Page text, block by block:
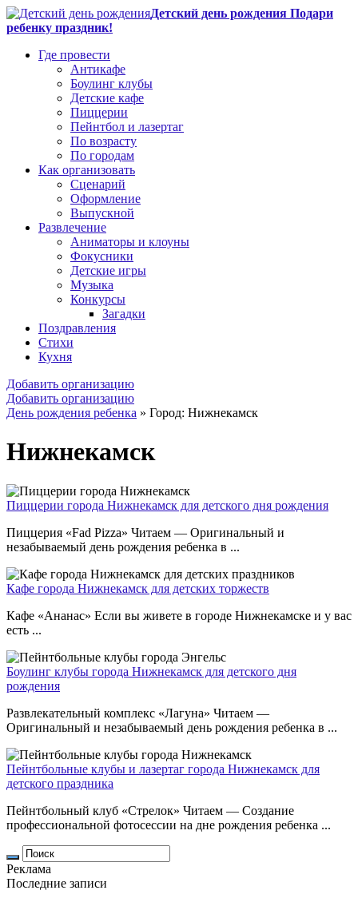
Детский день рождения Подари
ребенку праздник!
Где провести
Антикафе
Боулинг клубы
Детские кафе
Пиццерии
Пейнтбол и лазертаг
По возрасту
По городам
Как организовать
Сценарий
Оформление
Выпускной
Развлечение
Аниматоры и клоуны
Фокусники
Детские игры
Музыка
Конкурсы
Загадки
Поздравления
Стихи
Кухня
Добавить организацию
Добавить организацию
День рождения ребенка » Город: Нижнекамск
Нижнекамск
Пиццерии города Нижнекамск для детского дня рождения
Пиццерия «Fad Pizza» Читаем — Оригинальный и
незабываемый день рождения ребенка в ...
Кафе города Нижнекамск для детских торжеств
Кафе «Ананас» Если вы живете в городе Нижнекамске и у вас
есть ...
Боулинг клубы города Нижнекамск для детского дня
рождения
Развлекательный комплекс «Лагуна» Читаем —
Оригинальный и незабываемый день рождения ребенка в ...
Пейнтбольные клубы и лазертаг города Нижнекамск для
детского праздника
Пейнтбольный клуб «Стрелок» Читаем — Создание
профессиональной фотосессии на дне рождения ребенка ...
Реклама
Последние записи